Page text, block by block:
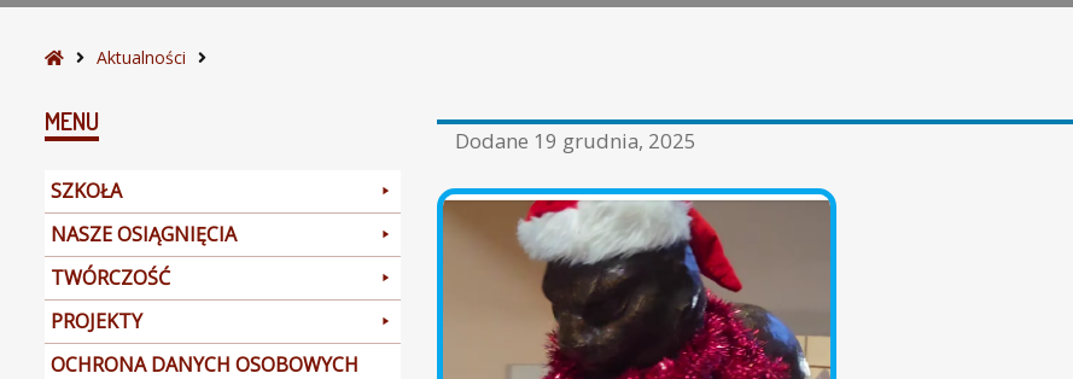
S
r
o
a
g
ó
w
n
a
Aktualności
Dodane 19 grudnia, 2025
MENU
SZKOŁA
NASZE OSIĄGNIĘCIA
TWÓRCZOŚĆ
PROJEKTY
OCHRONA DANYCH OSOBOWYCH